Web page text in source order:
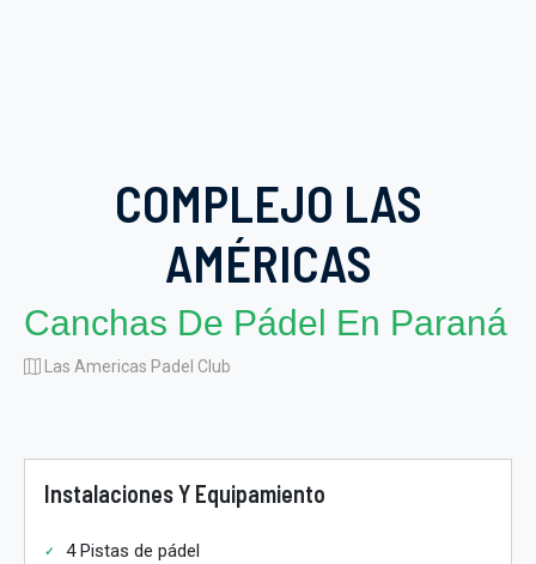
COMPLEJO LAS
AMÉRICAS
Canchas De Pádel En Paraná
Las Americas Padel Club
Instalaciones Y Equipamiento
4 Pistas de pádel